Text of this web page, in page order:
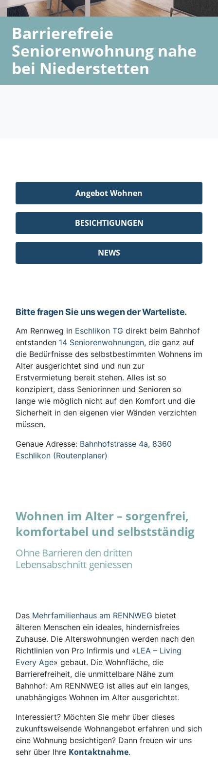
Barrierefreie
Seniorenwohnung nahe
bei Niederstetten
Angebot Wohnen
BESICHTIGUNGEN
NEWS
Bitte fragen Sie uns wegen der Warteliste.
Am Rennweg in Eschlikon TG direkt beim Bahnhof
entstanden 14 Seniorenwohnungen, die ganz auf
die Bedürfnisse des selbstbestimmten Wohnens im
Alter ausgerichtet sind und nun zur
Erstvermietung bereit stehen. Alles ist so
konzipiert, dass Seniorinnen und Senioren so
lange wie möglich nicht auf den Komfort und die
Sicherheit in den eigenen vier Wänden verzichten
müssen.
Genaue Adresse: Bahnhofstrasse 4a, 8360
Eschlikon (Routenplaner)
Wohnen im Alter – sorgenfrei,
komfortabel und selbstständig
Ohne Barrieren den dritten
Lebensabschnitt geniessen
Das Mehrfamilienhaus am RENNWEG bietet
älteren Menschen ein ideales, hindernisfreies
Zuhause. Die Alterswohnungen werden nach den
Richtlinien von Pro Infirmis und «LEA – Living
Every Age» gebaut. Die Wohnfläche, die
Barrierefreiheit, die unmittelbare Nähe zum
Bahnhof: Am RENNWEG ist alles auf ein langes,
unabhängiges Wohnen im Alter ausgerichtet.
Interessiert? Möchten Sie mehr über dieses
zukunftsweisende Wohnangebot erfahren und sich
eine Wohnung besichtigen? Dann freuen wir uns
sehr über Ihre Kontaktnahme.